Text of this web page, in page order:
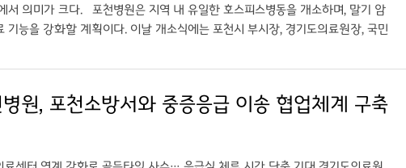
활할 수 있는 환경을 조성하는 데 큰 의미가 있다.”며 “파주시와 긴밀히 협조
의미가 크다. 포천병원은 지역 내 유일한 호스피스병동을 개소하며, 말기 암
능을 강화할 계획이다. 이날 개소식에는 포천시 부시장, 경기도의료원장, 국민
록 노력하겠다”며 “호스피스병동 개소를 시작으로 지역 내에서 건강·돌봄·임
는 점에서 큰 의미가 있다”고 말했다. 경기도의료원 이필수 원장은 “호스피스
확충된 데 의미가 크다”며 “공단 역시 국민의 생애 마지막을 품위 있게 마무리
영을 계기로 진료 기능을 지속적으로 확대해 경기 동북부 지역의 건강 수준 향
원, 포천소방서와 중증응급 이송 협업체계 구축